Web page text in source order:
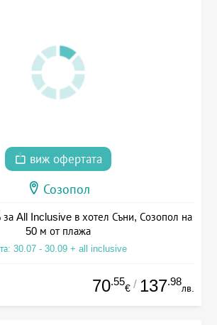
виж офертата
Созопол
All Inclusive в хотел Съни, Созопол на
50 м от плажа
30.07 - 30.09 + all inclusive
70.55
€ / 137.98
лв.